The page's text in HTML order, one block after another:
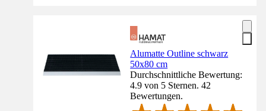
Alumatte Outline schwarz
50x80 cm
Durchschnittliche Bewertung:
4.9 von 5 Sternen. 42
Bewertungen.